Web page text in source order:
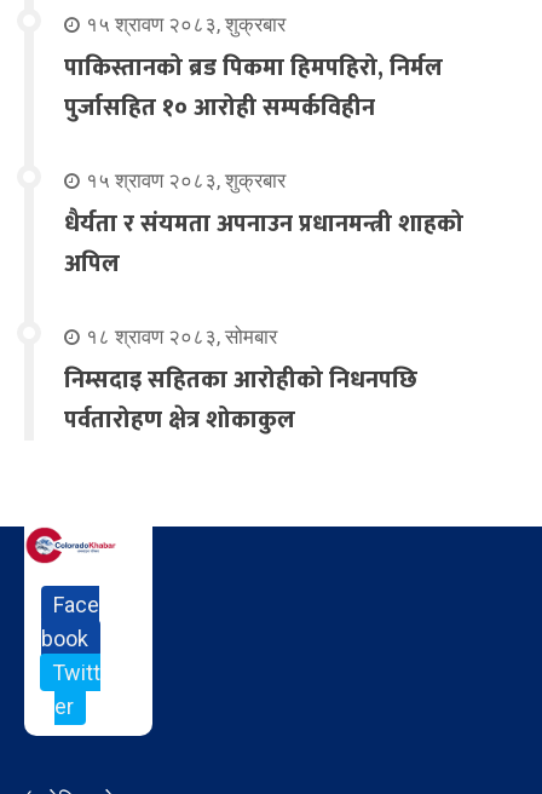
१५ श्रावण २०८३, शुक्रबार
पाकिस्तानको ब्रड पिकमा हिमपहिरो, निर्मल
पुर्जासहित १० आरोही सम्पर्कविहीन
१५ श्रावण २०८३, शुक्रबार
धैर्यता र संयमता अपनाउन प्रधानमन्त्री शाहको
अपिल
१८ श्रावण २०८३, सोमबार
निम्सदाइ सहितका आरोहीको निधनपछि
पर्वतारोहण क्षेत्र शोकाकुल
Face
book
Twitt
er